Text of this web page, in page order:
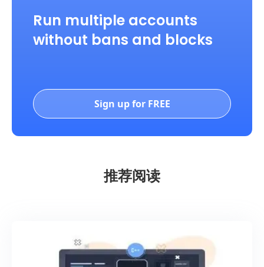
Run multiple accounts
without bans and blocks
Sign up for FREE
推荐阅读